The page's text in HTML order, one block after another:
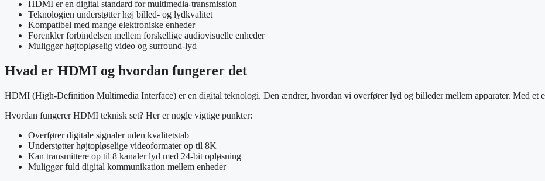
HDMI er en digital standard for multimedia-transmission
Teknologien understøtter høj billed- og lydkvalitet
Kompatibel med mange elektroniske enheder
Forenkler forbindelsen mellem forskellige audiovisuelle enheder
Muliggør højtopløselig video og surround-lyd
Hvad er HDMI og hvordan fungerer det
HDMI (High-Definition Multimedia Interface) er en digital teknologi. Den ændrer, hvordan vi overfører lyd og billeder mellem apparater. Med et
Hvordan fungerer HDMI teknisk set? Her er nogle vigtige punkter:
Overfører digitale signaler uden kvalitetstab
Understøtter højtopløselige videoformater op til 8K
Kan transmittere op til 8 kanaler lyd med 24-bit opløsning
Muliggør fuld digital kommunikation mellem enheder